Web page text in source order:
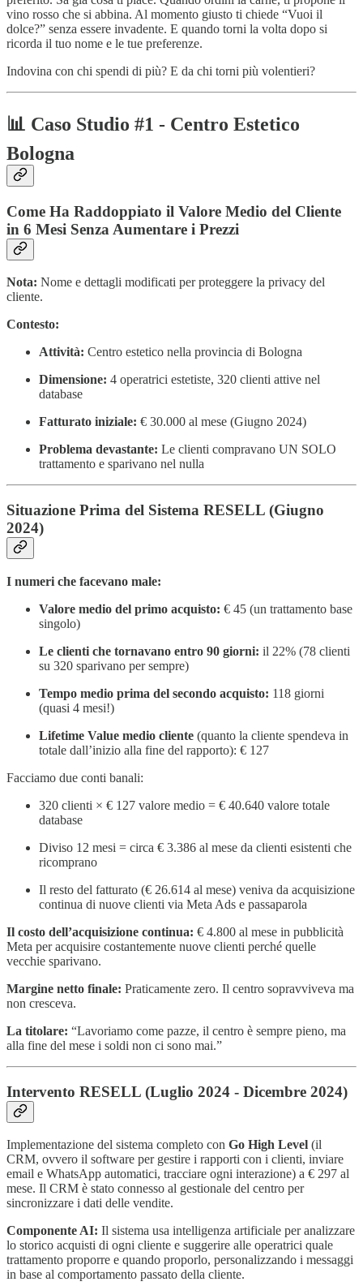
vino rosso che si abbina. Al momento giusto ti chiede “Vuoi il
dolce?” senza essere invadente. E quando torni la volta dopo si
ricorda il tuo nome e le tue preferenze.
Indovina con chi spendi di più? E da chi torni più volentieri?
📊 Caso Studio #1 - Centro Estetico
Bologna
Come Ha Raddoppiato il Valore Medio del Cliente
in 6 Mesi Senza Aumentare i Prezzi
Nota: Nome e dettagli modificati per proteggere la privacy del
cliente.
Contesto:
Attività: Centro estetico nella provincia di Bologna
Dimensione: 4 operatrici estetiste, 320 clienti attive nel
database
Fatturato iniziale: € 30.000 al mese (Giugno 2024)
Problema devastante: Le clienti compravano UN SOLO
trattamento e sparivano nel nulla
Situazione Prima del Sistema RESELL (Giugno
2024)
I numeri che facevano male:
Valore medio del primo acquisto: € 45 (un trattamento base
singolo)
Le clienti che tornavano entro 90 giorni: il 22% (78 clienti
su 320 sparivano per sempre)
Tempo medio prima del secondo acquisto: 118 giorni
(quasi 4 mesi!)
Lifetime Value medio cliente (quanto la cliente spendeva in
totale dall’inizio alla fine del rapporto): € 127
Facciamo due conti banali:
320 clienti × € 127 valore medio = € 40.640 valore totale
database
Diviso 12 mesi = circa € 3.386 al mese da clienti esistenti che
ricomprano
Il resto del fatturato (€ 26.614 al mese) veniva da acquisizione
continua di nuove clienti via Meta Ads e passaparola
Il costo dell’acquisizione continua: € 4.800 al mese in pubblicità
Meta per acquisire costantemente nuove clienti perché quelle
vecchie sparivano.
Margine netto finale: Praticamente zero. Il centro sopravviveva ma
non cresceva.
La titolare: “Lavoriamo come pazze, il centro è sempre pieno, ma
alla fine del mese i soldi non ci sono mai.”
Intervento RESELL (Luglio 2024 - Dicembre 2024)
Implementazione del sistema completo con Go High Level (il
CRM, ovvero il software per gestire i rapporti con i clienti, inviare
email e WhatsApp automatici, tracciare ogni interazione) a € 297 al
mese. Il CRM è stato connesso al gestionale del centro per
sincronizzare i dati delle vendite.
Componente AI: Il sistema usa intelligenza artificiale per analizzare
lo storico acquisti di ogni cliente e suggerire alle operatrici quale
trattamento proporre e quando proporlo, personalizzando i messaggi
in base al comportamento passato della cliente.